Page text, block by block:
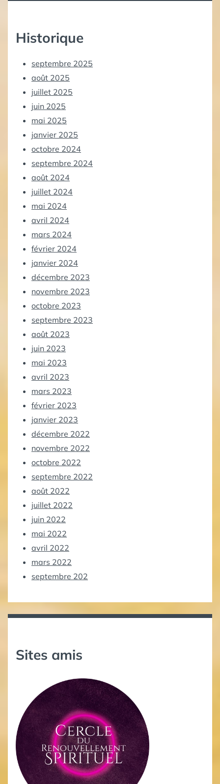
Historique
septembre 2025
août 2025
juillet 2025
juin 2025
mai 2025
janvier 2025
octobre 2024
septembre 2024
août 2024
juillet 2024
mai 2024
avril 2024
mars 2024
février 2024
janvier 2024
décembre 2023
novembre 2023
octobre 2023
septembre 2023
août 2023
juin 2023
mai 2023
avril 2023
mars 2023
février 2023
janvier 2023
décembre 2022
novembre 2022
octobre 2022
septembre 2022
août 2022
juillet 2022
juin 2022
mai 2022
avril 2022
mars 2022
septembre 202
Sites amis